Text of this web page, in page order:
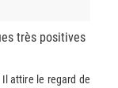
très positives
attire le regard de